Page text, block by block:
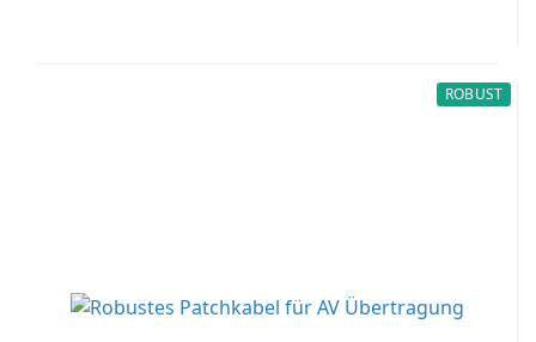
ROBUST